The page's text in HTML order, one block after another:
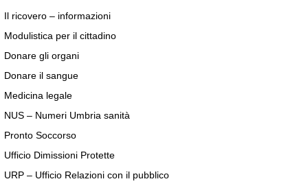
Il ricovero – informazioni
Modulistica per il cittadino
Donare gli organi
Donare il sangue
Medicina legale
NUS – Numeri Umbria sanità
Pronto Soccorso
Ufficio Dimissioni Protette
URP – Ufficio Relazioni con il pubblico